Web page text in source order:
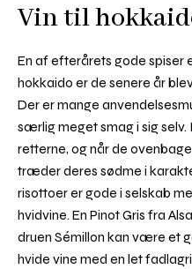
Vin til
En af efterårets gode spiser
hokkaido er de senere år
Der er mange
særlig meget smag i sig selv.
retterne, og når de
træder deres sødme i
risottoer er gode i selskab
hvidvine. En Pinot Gris fra
druen Sémillon kan være et
hvide vine med en let